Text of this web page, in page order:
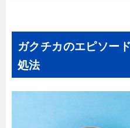
ガクチカのエピソー
処法